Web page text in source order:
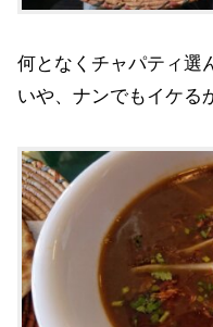
何となくチャパティ選
いや、ナンでもイケる